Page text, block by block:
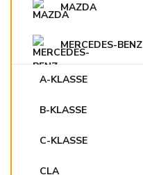
MAZDA
MERCEDES-BENZ
A-KLASSE
B-KLASSE
C-KLASSE
CLA